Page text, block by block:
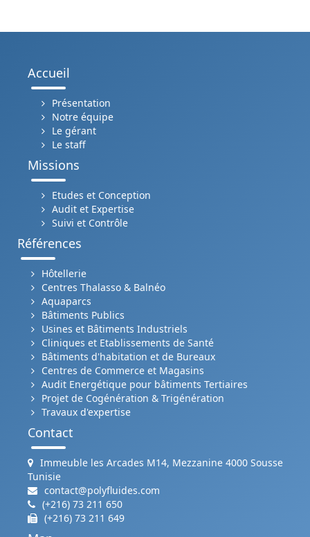
Accueil
Présentation
Notre équipe
Le gérant
Le staff
Missions
Etudes et Conception
Audit et Expertise
Suivi et Contrôle
Références
Hôtellerie
Centres Thalasso & Balnéo
Aquaparcs
Bâtiments Publics
Usines et Bâtiments Industriels
Cliniques et Etablissements de Santé
Bâtiments d'habitation et de Bureaux
Centres de Commerce et Magasins
Audit Energétique pour bâtiments Tertiaires
Projet de Cogénération & Trigénération
Travaux d'expertise
Contact
Immeuble les Arcades M14, Mezzanine 4000 Sousse
Tunisie
contact@polyfluides.com
(+216) 73 211 650
(+216) 73 211 649